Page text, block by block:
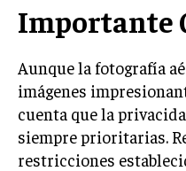
Importante
Aunque la fotografía
imágenes
cuenta que la
siempre prioritarias.
restricciones